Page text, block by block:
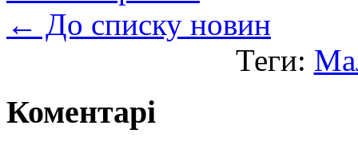
← До списку новин
Теги:
Коментарі